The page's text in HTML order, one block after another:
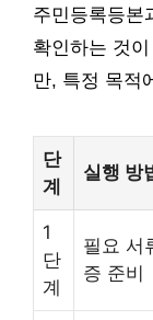
주민등록등본
확인하는 것
만, 특정 목적
단
계
실행 방
1
단
계
필요 서
증 준비